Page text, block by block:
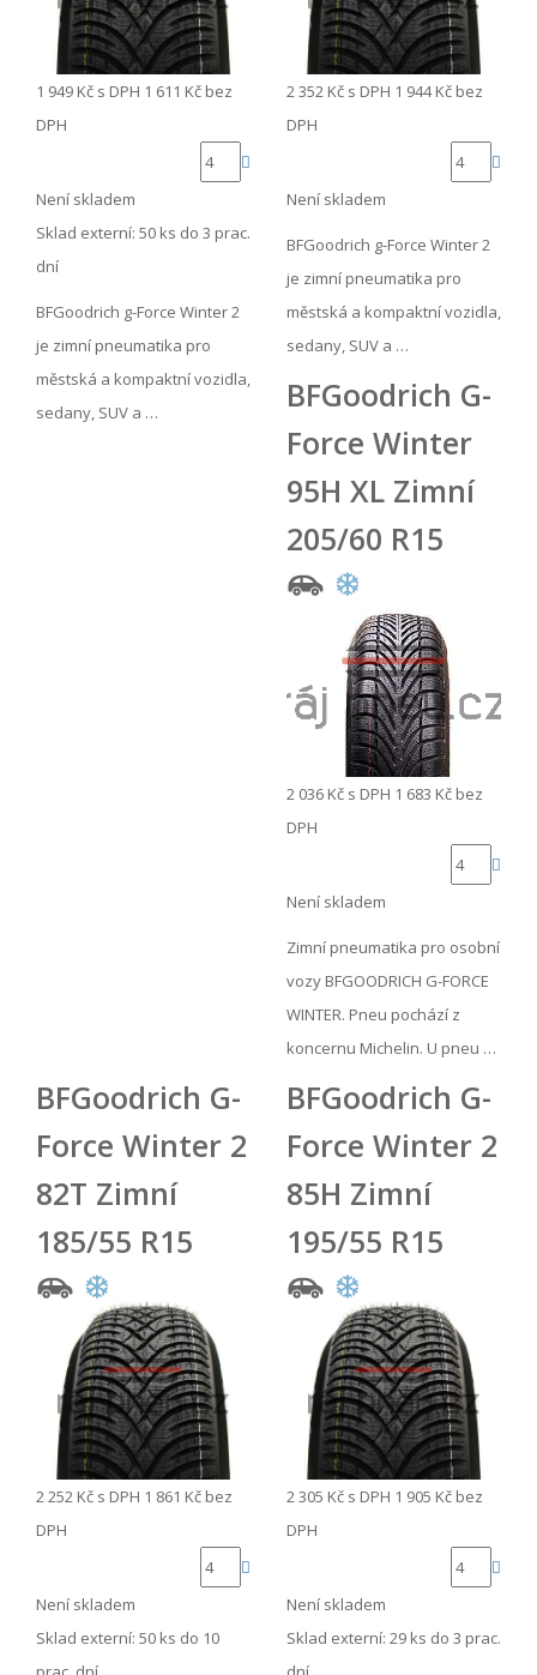
1 949 Kč s DPH 1 611 Kč bez
DPH
Není skladem
Sklad externí: 50 ks do 3 prac.
dní
BFGoodrich g-Force Winter 2
je zimní pneumatika pro
městská a kompaktní vozidla,
sedany, SUV a …
2 352 Kč s DPH 1 944 Kč bez
DPH
Není skladem
BFGoodrich g-Force Winter 2
je zimní pneumatika pro
městská a kompaktní vozidla,
sedany, SUV a …
BFGoodrich G-
Force Winter
95H XL Zimní
205/60 R15
2 036 Kč s DPH 1 683 Kč bez
DPH
Není skladem
Zimní pneumatika pro osobní
vozy BFGOODRICH G-FORCE
WINTER. Pneu pochází z
koncernu Michelin. U pneu …
BFGoodrich G-
Force Winter 2
82T Zimní
185/55 R15
2 252 Kč s DPH 1 861 Kč bez
DPH
Není skladem
Sklad externí: 50 ks do 10
BFGoodrich G-
Force Winter 2
85H Zimní
195/55 R15
2 305 Kč s DPH 1 905 Kč bez
DPH
Není skladem
Sklad externí: 29 ks do 3 prac.